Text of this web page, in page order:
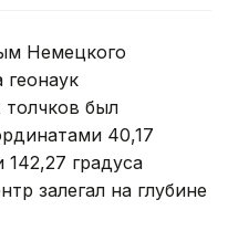
Немецкого
геонаук
был
40,17
градуса
залегал на глубине